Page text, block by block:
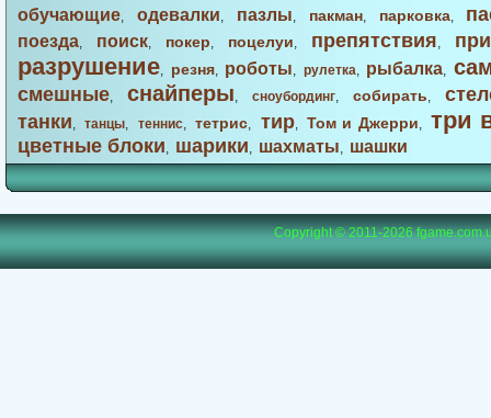
обучающие, одевалки, пазлы, пакман, парковка,
поезда, поиск, покер, поцелуи, препятствия,
разрушение, резня, роботы, рулетка, рыбалка,
смешные, снайперы, сноубординг, собирать,
танки,танцы, теннис,тетрис, тир,Том и Джерри, три
цветные блоки, шарики, шахматы, шашки
Copyright © 2011-2026